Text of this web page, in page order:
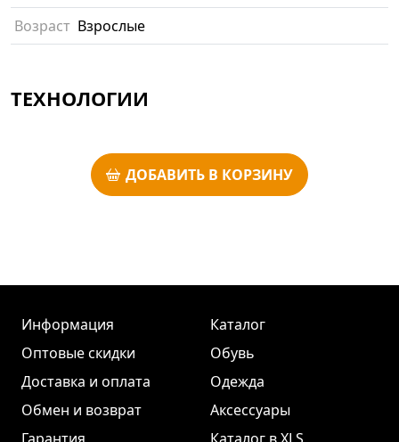
Возраст Взрослые
ТЕХНОЛОГИИ
ДОБАВИТЬ В КОРЗИНУ
Информация
Оптовые скидки
Доставка и оплата
Обмен и возврат
Каталог
Обувь
Одежда
Аксессуары